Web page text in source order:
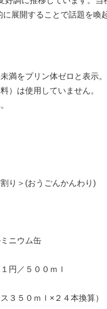
展開することで話題を喚
をプリン体ゼロと表示。
は使用していません。
り＞(おうごんかんわり)
ニウム缶
円／５００ｍｌ
３５０ｍｌ×２４本換算）